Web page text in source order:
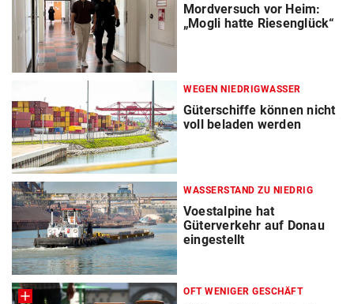
Mordversuch vor Heim:
„Mogli hatte Riesenglück“
WEGEN NIEDRIGWASSER
Güterschiffe können nicht
voll beladen werden
WASSERSTAND ZU NIEDRIG
Voestalpine hat
Güterverkehr auf Donau
eingestellt
OFT WENIGER GESCHÄFT